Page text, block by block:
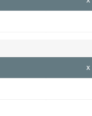
x